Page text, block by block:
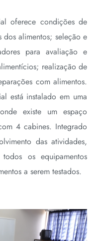
oferece condições de
alimentos; seleção e
para avaliação e
realização de
com alimentos.
está instalado em uma
existe um espaço
4 cabines. Integrado
das atividades,
os equipamentos
a serem testados.